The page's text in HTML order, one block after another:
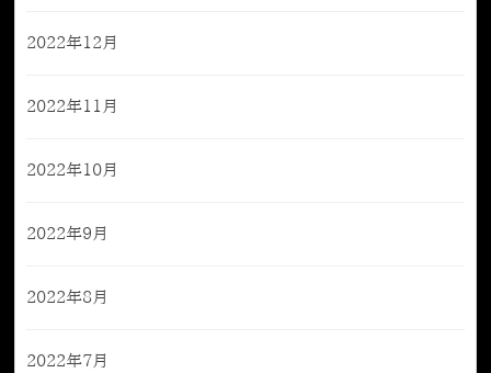
2022年12月
2022年11月
2022年10月
2022年9月
2022年8月
2022年7月